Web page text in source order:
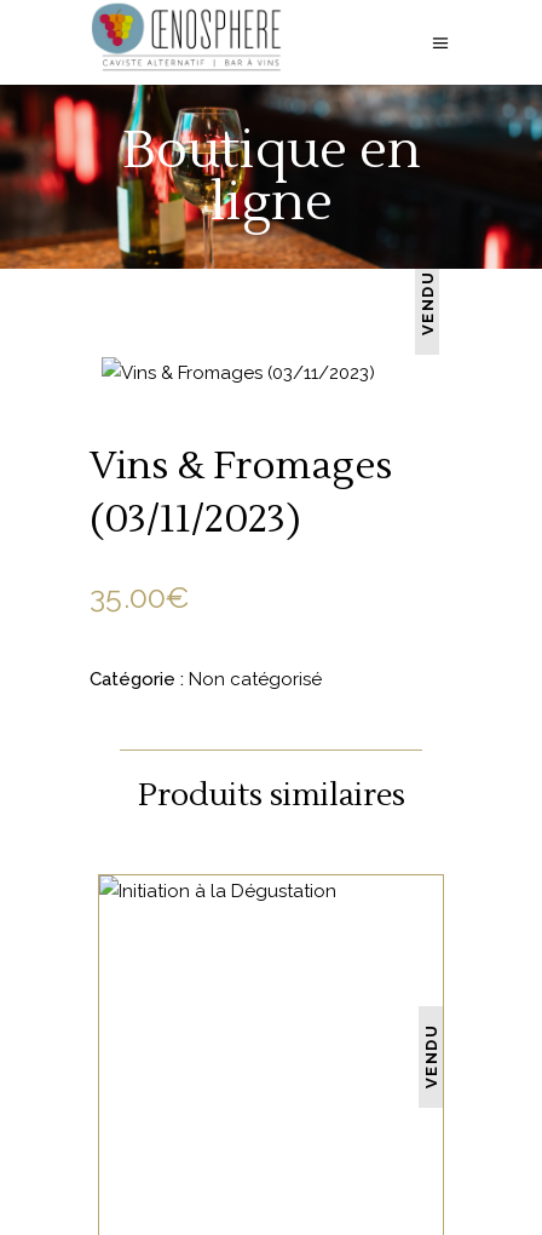
Boutique en
ligne
VENDU
Vins & Fromages
(03/11/2023)
35.00€
Catégorie : Non catégorisé
Produits similaires
VENDU